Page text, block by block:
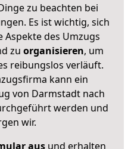
zu beachten bei
Es ist wichtig, sich
Aspekte des Umzugs
zu organisieren, um
reibungslos verläuft.
kann ein
von Darmstadt nach
werden und
wir.
ausund erhalten